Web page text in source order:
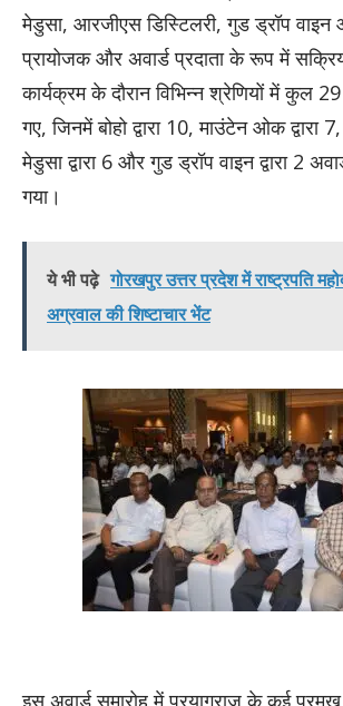
मेडुसा, आरजीएस डिस्टिलरी, गुड ड्रॉप
प्रायोजक और अवार्ड प्रदाता के रूप में सक्रिय
कार्यक्रम के दौरान विभिन्न श्रेणियों में कुल 29
गए, जिनमें बोहो द्वारा 10, माउंटेन ओक द्वारा
मेडुसा द्वारा 6 और गुड ड्रॉप वाइन द्वारा 2
गया।
ये भी पढ़े गोरखपुर उत्तर प्रदेश में राष्ट्रपति
अग्रवाल की शिष्टाचार भेंट
इस अवार्ड समारोह में प्रयागराज के कई